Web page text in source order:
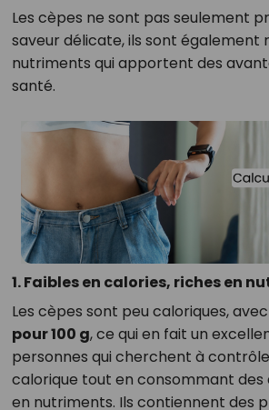
Les cèpes ne sont pas seulement
saveur délicate, ils sont également
nutriments qui apportent des
santé.
1. Faibles en calories, riches en
Les cèpes sont peu caloriques,
pour 100 g, ce qui en fait un
personnes qui cherchent à
calorique tout en consommant des
en nutriments. Ils contiennent des